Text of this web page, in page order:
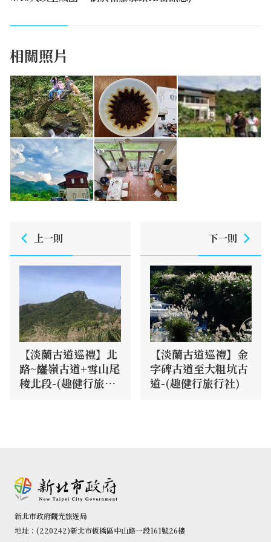
相關照片
上一則
【淡蘭古道巡禮】北
路~嶐嶺古道+雪山尾
稜北段-(趣健行旅行
下一則
【淡蘭古道巡禮】金
字碑古道至大粗坑古
道-(趣健行旅行社)
新北市政府觀光旅遊局
地址：(220242)新北市板橋區中山路一段161號26樓